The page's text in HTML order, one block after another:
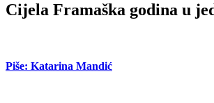
Cijela Framaška godina u
Piše: Katarina Mandić